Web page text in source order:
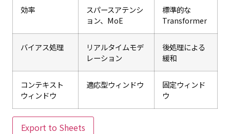
効率
スパースアテンシ
ョン、MoE
標準的な
Transformer
バイアス処理
リアルタイムモデ
レーション
後処理による
緩和
コンテキスト
ウィンドウ
適応型ウィンドウ
固定ウィンド
ウ
Export to Sheets